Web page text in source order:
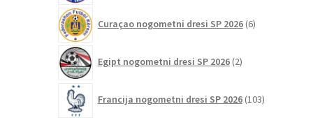
Curaçao nogometni dresi SP 2026 6izdelkov
Egipt nogometni dresi SP 2026 2izdelka
Francija nogometni dresi SP 2026 103izdelki